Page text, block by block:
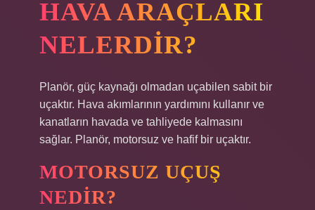
HAVA ARAÇLARI
NELERDIR?
Planör, güç kaynağı olmadan uçabilen sabit bir
uçaktır. Hava akımlarının yardımını kullanır ve
kanatların havada ve tahliyede kalmasını
sağlar. Planör, motorsuz ve hafif bir uçaktır.
MOTORSUZ UÇUŞ
NEDIR?